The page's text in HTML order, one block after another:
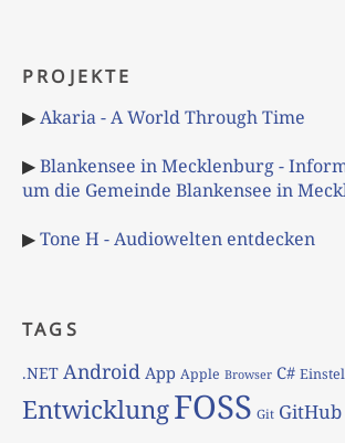
PROJEKTE
▶Akaria - A World Through Time
▶Blankensee in Mecklenburg -
um die Gemeinde Blankensee in
▶Tone H - Audiowelten entdecken
TAGS
.NET Android App Apple Browser C#
EntwicklungFOSS Git GitHub